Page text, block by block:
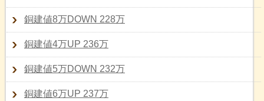
銅建値8万DOWN 228万
銅建値4万UP 236万
銅建値5万DOWN 232万
銅建値6万UP 237万